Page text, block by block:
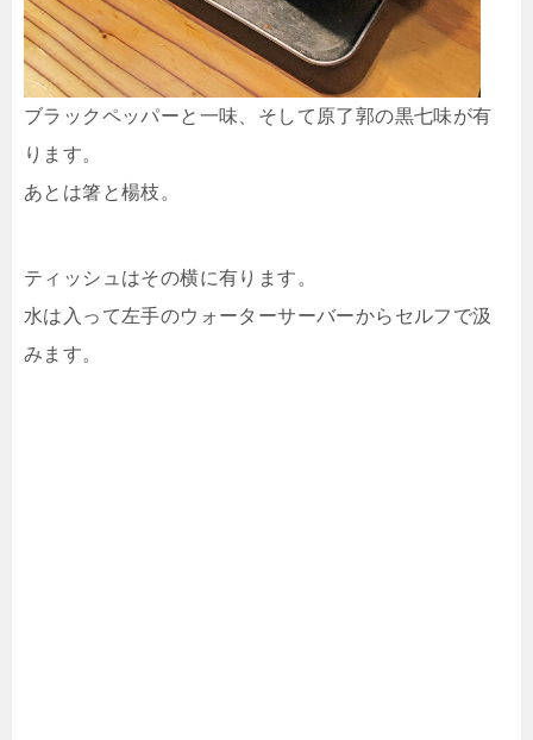
ブラックペッパーと一味、そして原了郭の黒七味が有
ります。
あとは箸と楊枝。
ティッシュはその横に有ります。
水は入って左手のウォーターサーバーからセルフで汲
みます。